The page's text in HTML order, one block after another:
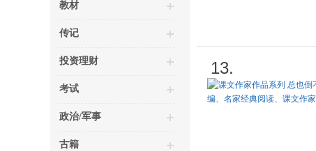
教材
传记
投资理财
考试
政治/军事
古籍
13.